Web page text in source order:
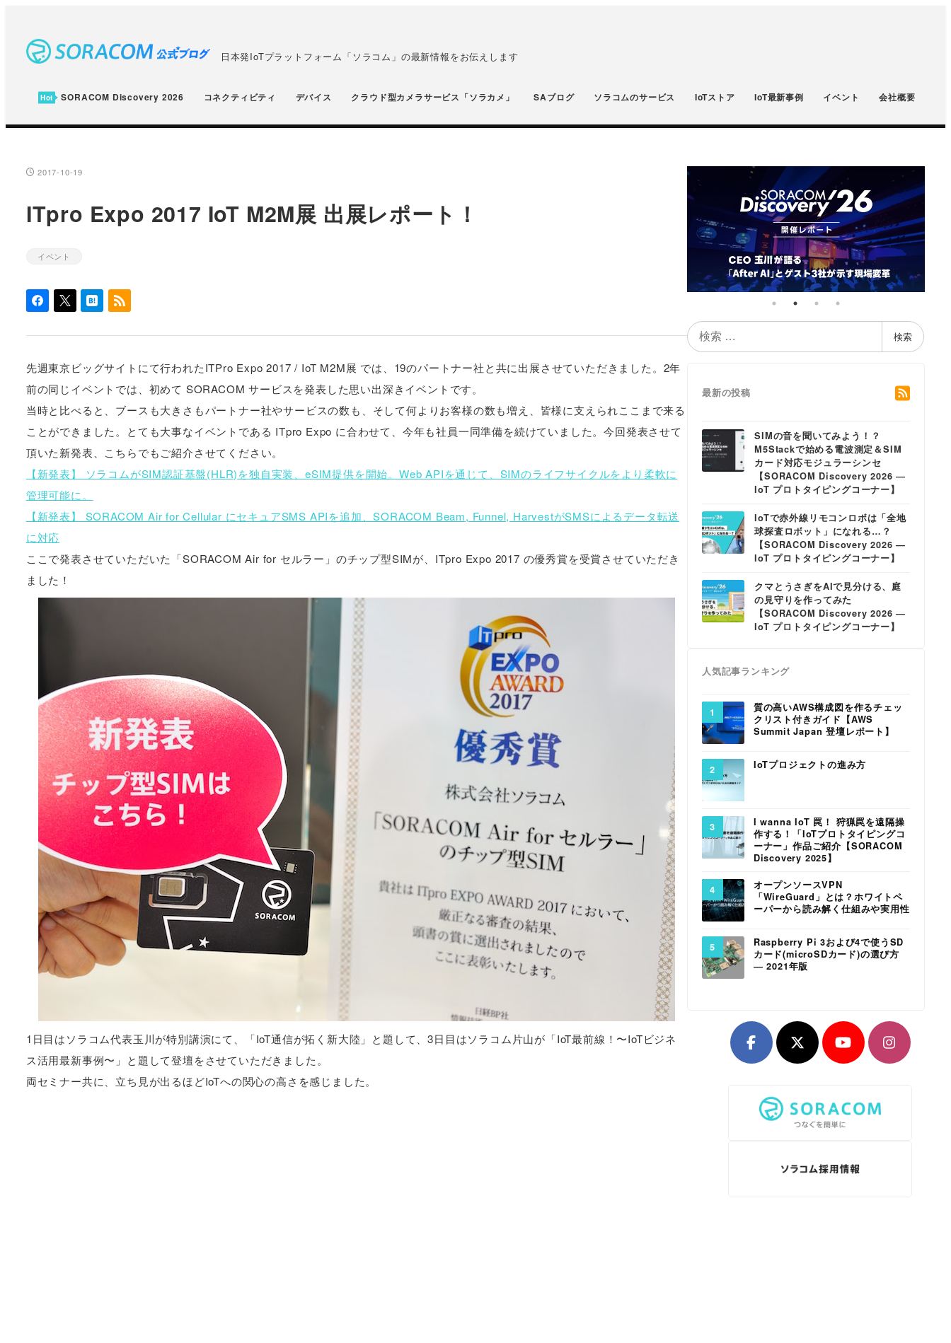
ン
日本発IoTプラットフォーム「ソラコム」の最新情報をお伝えします
SORACOM Discovery 2026 コネクティビティ デバイス クラウド型カメラサービス「ソラカメ」 SAブログ ソラコムのサービス IoTストア IoT最新事例 イベント 会社概要
投稿日
2017-10-19
ITpro Expo 2017 IoT M2M展 出展レポート！
カテゴリー
イベント
先週東京ビッグサイトにて行われたITPro Expo 2017 / IoT M2M展 では、19のパートナー社と共に出展させていただきました。2年
前の同じイベントでは、初めて SORACOM サービスを発表した思い出深きイベントです。
当時と比べると、ブースも大きさもパートナー社やサービスの数も、そして何よりお客様の数も増え、皆様に支えられここまで来る
ことができました。とても大事なイベントである ITpro Expo に合わせて、今年も社員一同準備を続けていました。今回発表させて
頂いた新発表、こちらでもご紹介させてください。
【新発表】 ソラコムがSIM認証基盤(HLR)を独自実装、eSIM提供を開始。Web APIを通じて、SIMのライフサイクルをより柔軟に
管理可能に。
【新発表】 SORACOM Air for Cellular にセキュアSMS APIを追加、SORACOM Beam, Funnel, HarvestがSMSによるデータ転送
に対応
ここで発表させていただいた「SORACOM Air for セルラー」のチップ型SIMが、ITpro Expo 2017 の優秀賞を受賞させていただき
ました！
1日目はソラコム代表玉川が特別講演にて、「IoT通信が拓く新大陸」と題して、3日目はソラコム片山が「IoT最前線！〜IoTビジネ
ス活用最新事例〜」と題して登壇をさせていただきました。
両セミナー共に、立ち見が出るほどIoTへの関心の高さを感じました。
検
索
検索
最新の投稿
SIMの音を聞いてみよう！？
M5Stackで始める電波測定＆SIM
カード対応モジュラーシンセ
【SORACOM Discovery 2026 ―
IoT プロトタイピングコーナー】
IoTで赤外線リモコンロボは「全地
球探査ロボット」になれる…？
【SORACOM Discovery 2026 ―
IoT プロトタイピングコーナー】
クマとうさぎをAIで見分ける、庭
の見守りを作ってみた
【SORACOM Discovery 2026 ―
IoT プロトタイピングコーナー】
人気記事ランキング
質の高いAWS構成図を作るチェッ
クリスト付きガイド【AWS
Summit Japan 登壇レポート】
IoTプロジェクトの進み方
I wanna IoT 罠！ 狩猟罠を遠隔操
作する！「IoTプロトタイピングコ
ーナー」作品ご紹介【SORACOM
Discovery 2025】
オープンソースVPN
「WireGuard」とは？ホワイトペ
ーパーから読み解く仕組みや実用性
Raspberry Pi 3および4で使うSD
カード(microSDカード)の選び方
― 2021年版